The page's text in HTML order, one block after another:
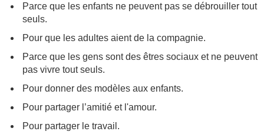
Parce que les enfants ne peuvent pas se débrouiller tout
seuls.
Pour que les adultes aient de la compagnie.
Parce que les gens sont des êtres sociaux et ne peuvent
pas vivre tout seuls.
Pour donner des modèles aux enfants.
Pour partager l’amitié et l'amour.
Pour partager le travail.